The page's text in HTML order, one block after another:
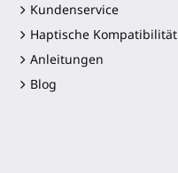
Kundenservice
Haptische Kompatibilität
Anleitungen
Blog